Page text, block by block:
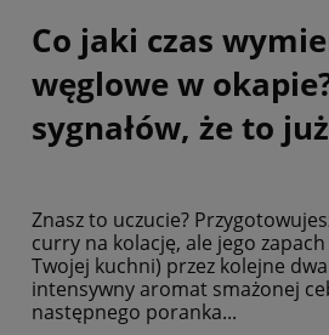
Co jaki czas
węglowe w
sygnałów, że to
Znasz to uczucie?
curry na kolację, ale jego
Twojej kuchni) przez kolejne
intensywny aromat smażonej
następnego poranka...